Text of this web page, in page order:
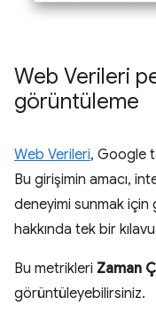
Web Verileri
görüntüleme
Web Verileri, Google
Bu girişimin amacı,
deneyimi sunmak
hakkında tek bir
Bu metrikleri Zaman
görüntüleyebilirsiniz.